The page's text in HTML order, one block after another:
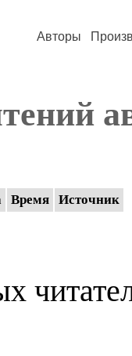
Авторы
Время Источник